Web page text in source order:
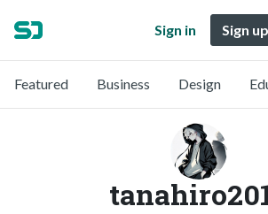
Sign in Sign
Featured Business Design